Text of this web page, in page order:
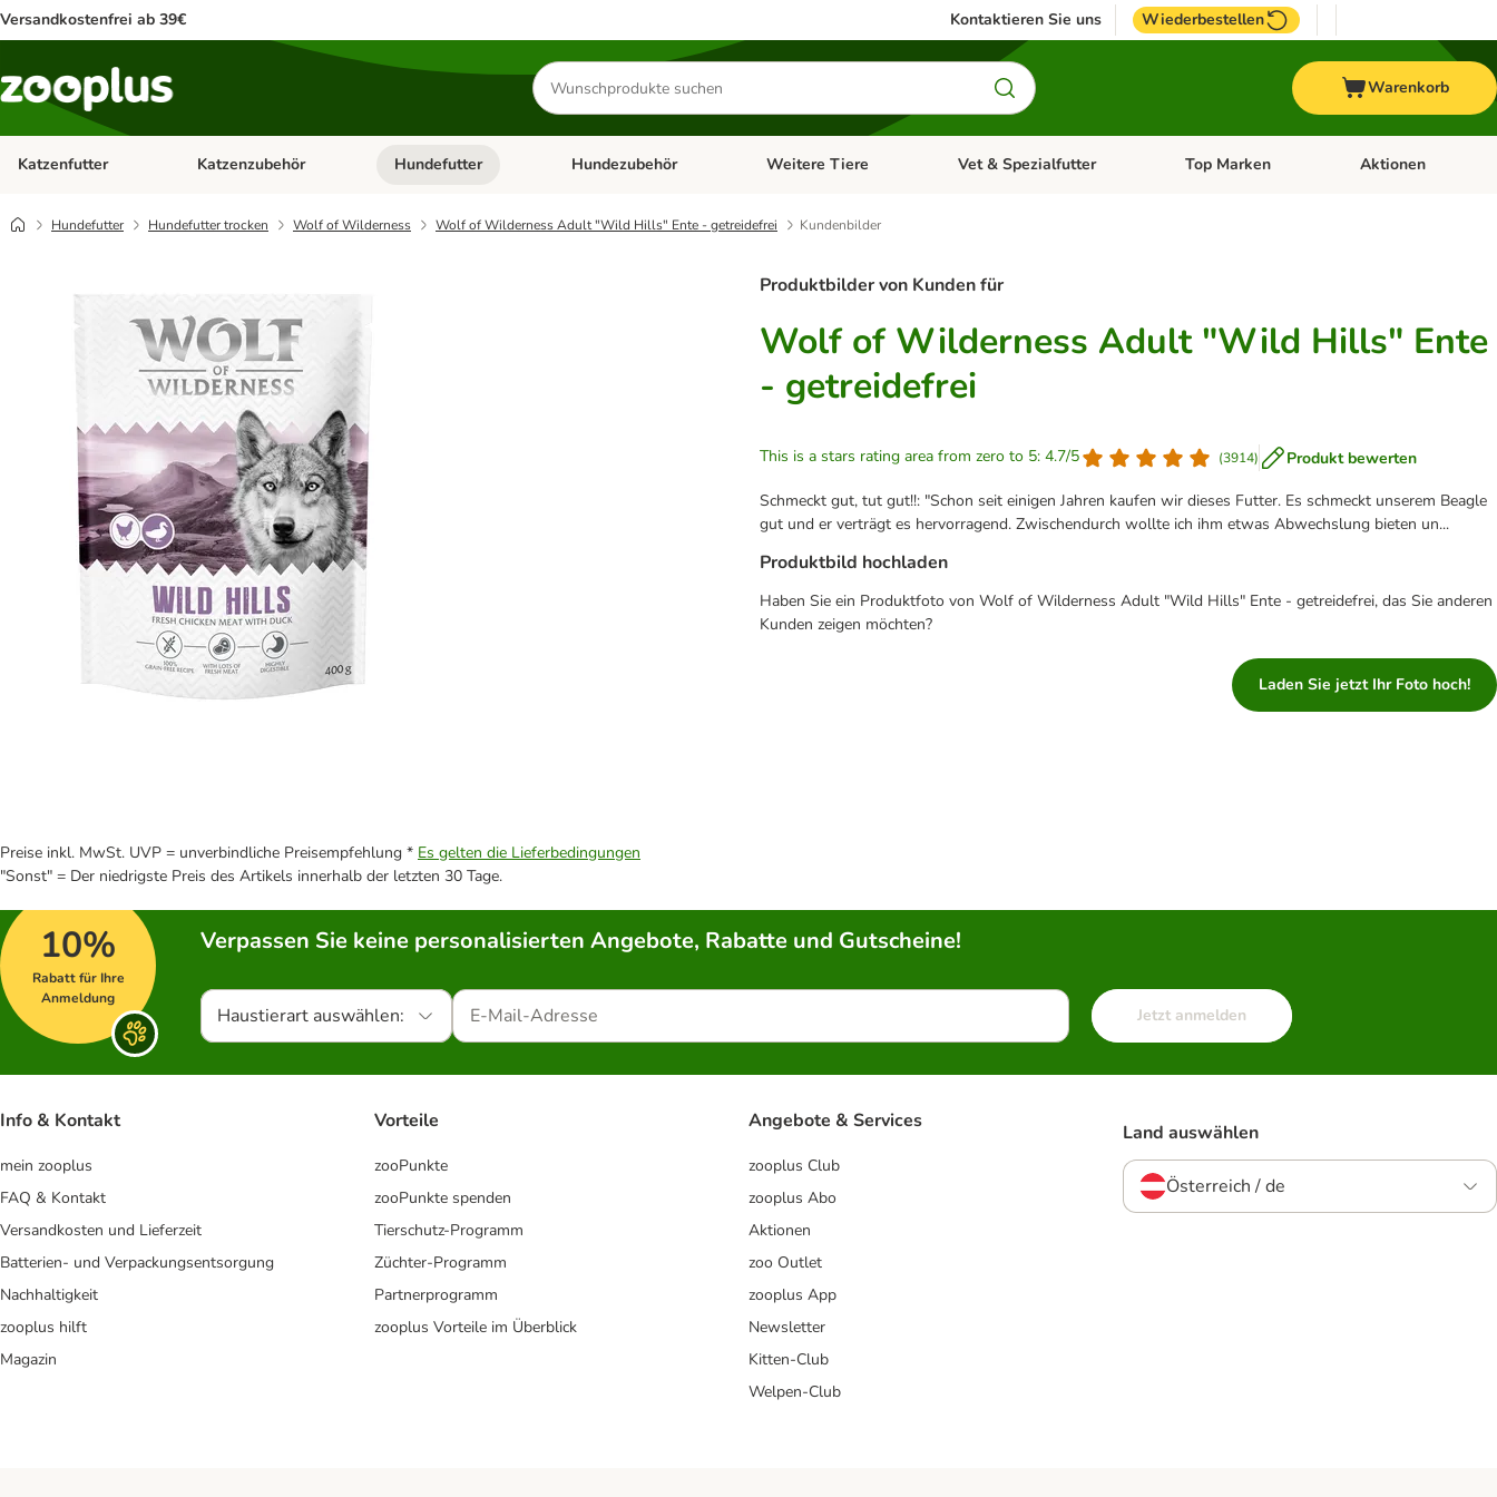
Versandkostenfrei ab 39€ Kontaktieren Sie uns Wiederbestellen
Produkte
suchen
Warenkorb
Katzenfutter Kategorie-Menü öffnen: Katzenfutter
Katzenzubehör Kategorie-Menü öffnen: Katzenzubehör
Hundefutter Kategorie-Menü öffnen: Hundefutter
Hundezubehör Kategorie-Menü öffnen: Hundezubehör
Weitere Tiere Kategorie-Menü öffnen: Weitere Tiere
Vet & Spezialfutter Kategorie-Menü öffnen: Vet & Spezialfutter
Top Marken Kategorie-Menü
Aktionen
Hundefutter Hundefutter trocken Wolf of Wilderness Wolf of Wilderness Adult "Wild Hills" Ente - getreidefrei Kundenbilder
Produktbilder von Kunden für
Wolf of Wilderness Adult "Wild Hills" Ente
- getreidefrei
This is a stars rating area from zero to 5: 4.7/5 (3914) Produkt bewerten
Schmeckt gut, tut gut!!: "Schon seit einigen Jahren kaufen wir dieses Futter. Es schmeckt unserem Beagle
gut und er verträgt es hervorragend. Zwischendurch wollte ich ihm etwas Abwechslung bieten un...
Produktbild hochladen
Haben Sie ein Produktfoto von Wolf of Wilderness Adult "Wild Hills" Ente - getreidefrei, das Sie anderen
Kunden zeigen möchten?
Laden Sie jetzt Ihr Foto hoch!
Preise inkl. MwSt. UVP = unverbindliche Preisempfehlung * Es gelten die Lieferbedingungen
"Sonst" = Der niedrigste Preis des Artikels innerhalb der letzten 30 Tage.
10%
Rabatt für Ihre
Anmeldung
Verpassen Sie keine personalisierten Angebote, Rabatte und Gutscheine!
Haustierart auswählen: Jetzt anmelden
Info & Kontakt
mein zooplus
FAQ & Kontakt
Versandkosten und Lieferzeit
Batterien- und Verpackungsentsorgung
Nachhaltigkeit
zooplus hilft
Magazin
Vorteile
zooPunkte
zooPunkte spenden
Tierschutz-Programm
Züchter-Programm
Partnerprogramm
zooplus Vorteile im Überblick
Angebote & Services
zooplus Club
zooplus Abo
Aktionen
zoo Outlet
zooplus App
Newsletter
Kitten-Club
Welpen-Club
Land auswählen
Österreich / de